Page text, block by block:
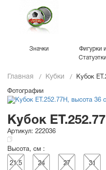
Значки
Фигурки и
Статуэтки
Главная Кубки Кубок
Фотографии
Кубок
Артикул: 222036
Высота, см :
21.5 24 27 31